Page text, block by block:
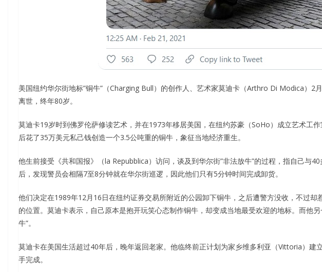
美国纽约华尔街地标”铜牛”（Charging Bull）的创作人、艺术家莫迪卡（Arthro Di Modica）2
离世，终年80岁。
莫迪卡19岁时到佛罗伦萨修读艺术，并在1973年移居美国，在纽约苏豪（SoHo）成立艺术工
后花了35万美元私己钱创造一个3.5公吨重的铜牛，象征当地经济重生。
他生前接受《共和国报》（la Repubblica）访问，谈及到华尔街”非法放牛”的过程，指自己与
后，发现警员会相隔7至8分钟就在华尔街巡逻，因此他们只有5分钟时间完成卸货。
他们决定在1989年12月16日在纽约证券交易所附近的公园卸下铜牛，之后遭警方没收，不过却
的位置。莫迪卡表示，自己原本是抱开玩笑心态制作铜牛，却变成当地最受欢迎的地标。而他
牛”。
莫迪卡在美国生活超过40年后，晚年返回老家。他临终前正计划为家乡维多利亚（Vittoria）建
手完成。